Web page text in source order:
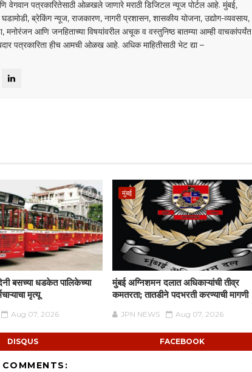
वेगवान पत्रकारितेसाठी ओळखले जाणारे मराठी डिजिटल न्यूज पोर्टल आहे. मुंबई,
ब्रेकिंग न्यूज, राजकारण, नागरी प्रशासन, शासकीय योजना, उद्योग-व्यवसाय,
मनोरंजन आणि जनहिताच्या विषयांवरील अचूक व वस्तुनिष्ठ बातम्या आम्ही वाचकांपर्यंत
पत्रकारिता हीच आमची ओळख आहे. अधिक माहितीसाठी भेट द्या –
बसच्या धडकेत पालिकेच्या
मृत्यू
Aug 07, 2026
मुंबई
मुंबई अग्निशमन दलात अधिकाऱ्यांची तीव्र
कमतरता; तातडीने पदभरती करण्याची मागणी
JPN NEWS Aug 07, 2026
DISQUS FACEBOOK